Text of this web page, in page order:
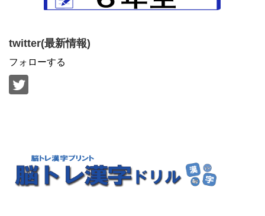
twitter(最新情報)
フォローする